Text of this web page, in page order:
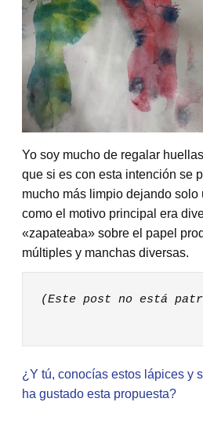
Yo soy mucho de regalar
que si es con esta intención se
mucho más limpio dejando solo
como el motivo principal era
«zapateaba» sobre el papel
múltiples y manchas diversas.
(Este post no está
¿Y tú, conocías estos lápices y
ha gustado esta propuesta?